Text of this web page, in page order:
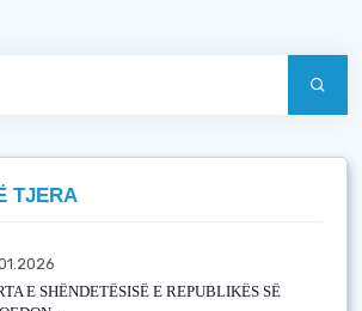
TJERA
E SHËNDETËSISË E REPUBLIKËS SË